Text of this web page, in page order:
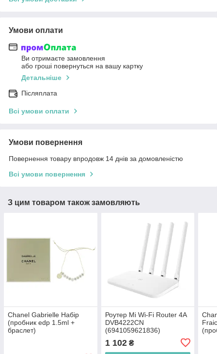
Умови оплати
Ви отримаєте замовлення
або гроші повернуться на вашу картку
Детальніше
Післяплата
Всі умови оплати
Умови повернення
Повернення товару впродовж 14 днів за домовленістю
Всі умови повернення
З цим товаром також замовляють
Chanel Gabrielle Набір
(пробник edp 1.5ml +
браслет)
Роутер Mi Wi-Fi Router 4A
DVB4222CN
(6941059621836)
1 102₴